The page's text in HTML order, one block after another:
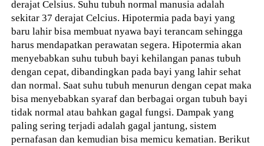
derajat Celsius. Suhu tubuh normal manusia adalah
sekitar 37 derajat Celcius. Hipotermia pada bayi yang
baru lahir bisa membuat nyawa bayi terancam sehingga
harus mendapatkan perawatan segera. Hipotermia akan
menyebabkan suhu tubuh bayi kehilangan panas tubuh
dengan cepat, dibandingkan pada bayi yang lahir sehat
dan normal. Saat suhu tubuh menurun dengan cepat maka
bisa menyebabkan syaraf dan berbagai organ tubuh bayi
tidak normal atau bahkan gagal fungsi. Dampak yang
paling sering terjadi adalah gagal jantung, sistem
pernafasan dan kemudian bisa memicu kematian. Berikut